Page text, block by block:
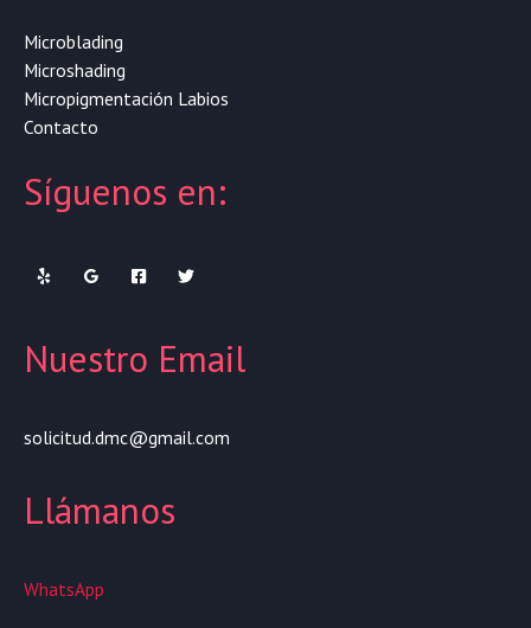
Microblading
Microshading
Micropigmentación Labios
Contacto
Síguenos en:
Nuestro Email
solicitud.dmc@gmail.com
Llámanos
WhatsApp